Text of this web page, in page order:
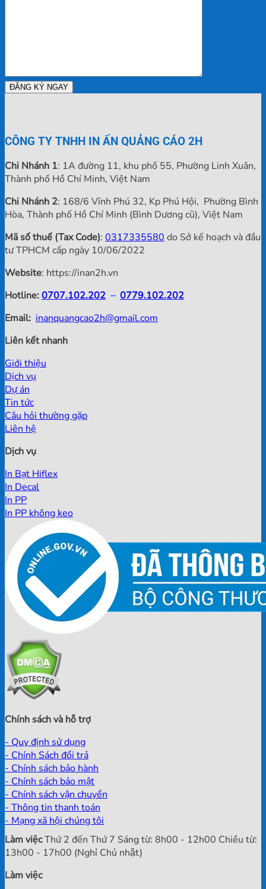
CÔNG TY TNHH IN ẤN QUẢNG CÁO 2H
Chi Nhánh 1: 1A đường 11, khu phố 55, Phường Linh Xuân,
Thành phố Hồ Chí Minh, Việt Nam
Chi Nhánh 2: 168/6 Vĩnh Phú 32, Kp Phú Hội, Phường Bình
Hòa, Thành phố Hồ Chí Minh (Bình Dương cũ), Việt Nam
Mã số thuế (Tax Code): 0317335580 do Sở kế hoạch và đầu
tư TPHCM cấp ngày 10/06/2022
Website: https://inan2h.vn
Hotline:0707.102.202 – 0779.102.202
Email: inanquangcao2h@gmail.com
Liên kết nhanh
Giới thiệu
Dịch vụ
Dự án
Tin tức
Câu hỏi thường gặp
Liên hệ
Dịch vụ
In Bạt Hiflex
In Decal
In PP
In PP không keo
Chính sách và hỗ trợ
- Quy định sử dụng
- Chính Sách đổi trả
- Chính sách bảo hành
- Chính sách bảo mật
- Chính sách vận chuyển
- Thông tin thanh toán
- Mạng xã hội chúng tôi
Làm việcThứ 2 đến Thứ 7 Sáng từ: 8h00 - 12h00 Chiều từ:
13h00 - 17h00 (Nghỉ Chủ nhật)
Làm việc